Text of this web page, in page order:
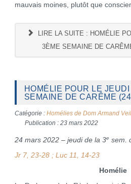
mauvais moines, plutôt que
LIRE LA SUITE : HOMÉLIE
3ÈME SEMAINE DE
HOMÉLIE POUR LE
SEMAINE DE CARÊME
Catégorie : Homélies de Dom Armand
Publication : 23 mars 2022
24 mars 2022 – jeudi de la 3e sem.
Jr 7, 23-28 ; Luc 11, 14-23
Homélie